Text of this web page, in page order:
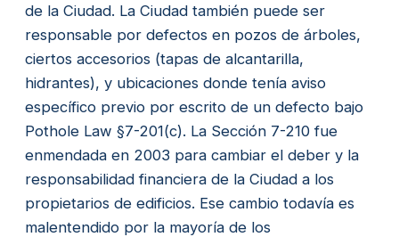
de la Ciudad. La Ciudad también puede ser
responsable por defectos en pozos de árboles,
ciertos accesorios (tapas de alcantarilla,
hidrantes), y ubicaciones donde tenía aviso
específico previo por escrito de un defecto bajo
Pothole Law §7-201(c). La Sección 7-210 fue
enmendada en 2003 para cambiar el deber y la
responsabilidad financiera de la Ciudad a los
propietarios de edificios. Ese cambio todavía es
malentendido por la mayoría de los